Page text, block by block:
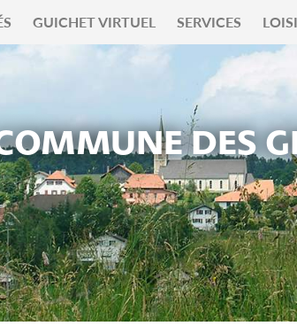
DES
GUICHET VIRTUEL SERVICES